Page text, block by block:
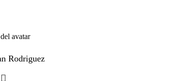
Rodriguez